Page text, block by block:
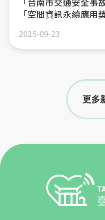
「空間資訊永續應用
2025-09-23
更多